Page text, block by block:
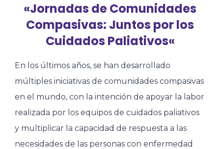
«Jornadas de Comunidades
Compasivas: Juntos por los
Cuidados Paliativos«
En los últimos años, se han desarrollado
múltiples iniciativas de comunidades compasivas
en el mundo, con la intención de apoyar la labor
realizada por los equipos de cuidados paliativos
y multiplicar la capacidad de respuesta a las
necesidades de las personas con enfermedad